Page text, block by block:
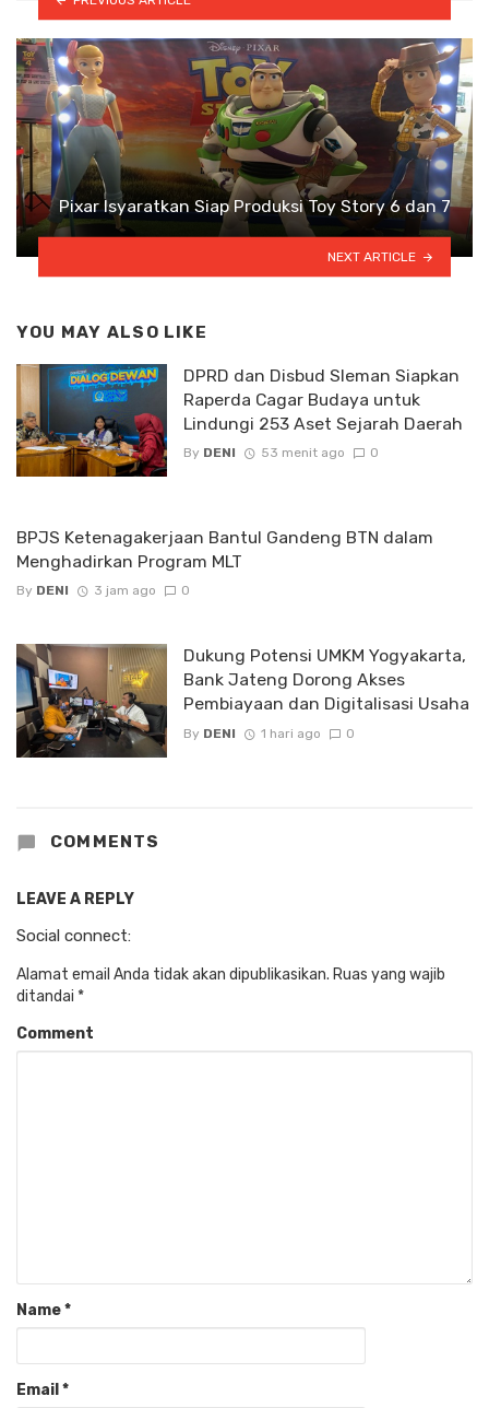
Pixar Isyaratkan Siap Produksi Toy Story 6 dan 7
NEXT ARTICLE
YOU MAY ALSO LIKE
DPRD dan Disbud Sleman Siapkan
Raperda Cagar Budaya untuk
Lindungi 253 Aset Sejarah Daerah
By DENI 53 menit ago 0
BPJS Ketenagakerjaan Bantul Gandeng BTN dalam
Menghadirkan Program MLT
By DENI 3 jam ago 0
Dukung Potensi UMKM Yogyakarta,
Bank Jateng Dorong Akses
Pembiayaan dan Digitalisasi Usaha
By DENI 1 hari ago 0
COMMENTS
LEAVE A REPLY
Social connect:
Alamat email Anda tidak akan dipublikasikan. Ruas yang wajib
ditandai *
Comment
Name*
Email *